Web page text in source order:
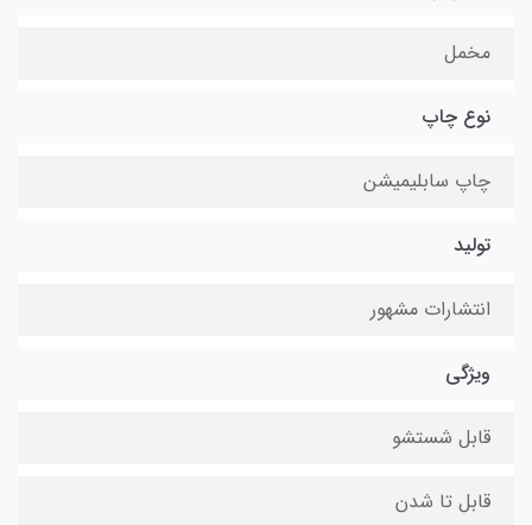
مخمل
نوع چاپ
چاپ سابلیمیشن
تولید
انتشارات مشهور
ویژگی
قابل شستشو
قابل تا شدن